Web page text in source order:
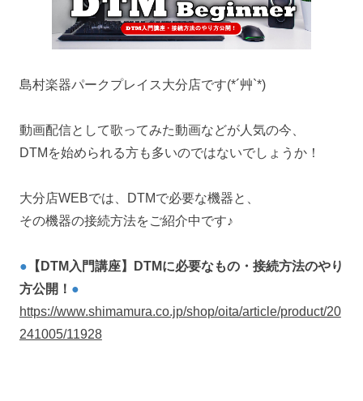
島村楽器パークプレイス大分店です(*´艸`*)
動画配信として歌ってみた動画などが人気の今、
DTMを始められる方も多いのではないでしょうか！
大分店WEBでは、DTMで必要な機器と、
その機器の接続方法をご紹介中です♪
● 【DTM入門講座】DTMに必要なもの・接続方法のやり
方公開！ ●
https://www.shimamura.co.jp/shop/oita/article/product/20
241005/11928